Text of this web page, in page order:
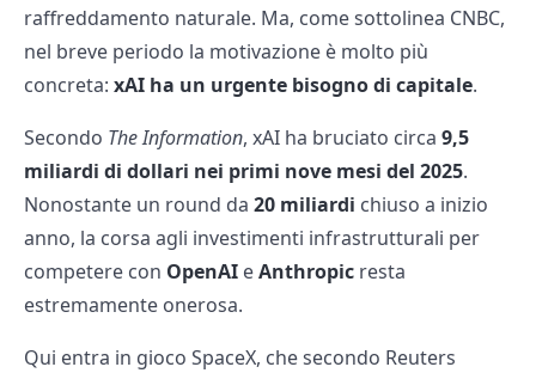
raffreddamento naturale. Ma, come sottolinea CNBC,
nel breve periodo la motivazione è molto più
concreta: xAI ha un urgente bisogno di capitale.
Secondo The Information, xAI ha bruciato circa 9,5
miliardi di dollari nei primi nove mesi del 2025.
Nonostante un round da 20 miliardi chiuso a inizio
anno, la corsa agli investimenti infrastrutturali per
competere con OpenAI eAnthropic resta
estremamente onerosa.
Qui entra in gioco SpaceX, che secondo Reuters